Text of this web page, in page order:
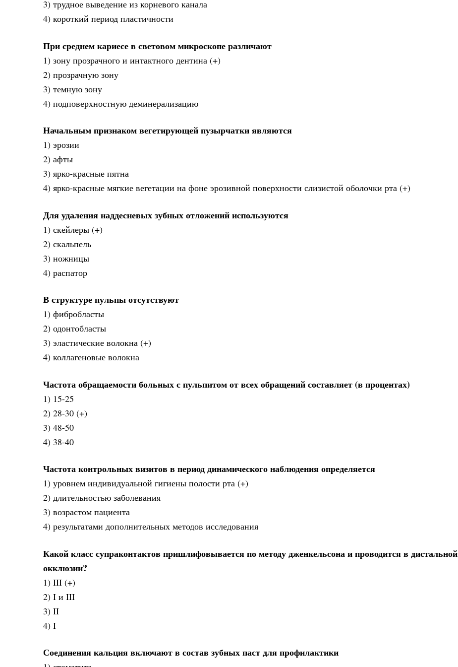
3) трудное выведение из корневого канала
4) короткий период пластичности
При среднем кариесе в световом микроскопе различают
1) зону прозрачного и интактного дентина (+)
2) прозрачную зону
3) темную зону
4) подповерхностную деминерализацию
Начальным признаком вегетирующей пузырчатки являются
1) эрозии
2) афты
3) ярко-красные пятна
4) ярко-красные мягкие вегетации на фоне эрозивной поверхности слизистой оболочки рта (+)
Для удаления наддесневых зубных отложений используются
1) скейлеры (+)
2) скальпель
3) ножницы
4) распатор
В структуре пульпы отсутствуют
1) фибробласты
2) одонтобласты
3) эластические волокна (+)
4) коллагеновые волокна
Частота обращаемости больных с пульпитом от всех обращений составляет (в процентах)
1) 15-25
2) 28-30 (+)
3) 48-50
4) 38-40
Частота контрольных визитов в период динамического наблюдения определяется
1) уровнем индивидуальной гигиены полости рта (+)
2) длительностью заболевания
3) возрастом пациента
4) результатами дополнительных методов исследования
Какой класс супраконтактов пришлифовывается по методу дженкельсона и проводится в дистальной
окклюзии?
1) III (+)
2) I и III
3) II
4) I
Соединения кальция включают в состав зубных паст для профилактики